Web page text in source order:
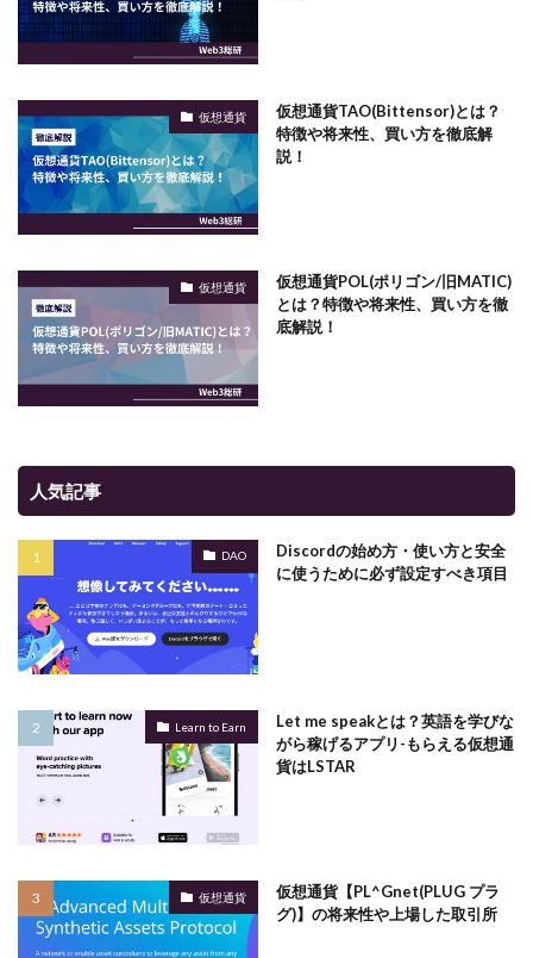
仮想通貨
仮想通貨TAO(Bittensor)とは？
特徴や将来性、買い方を徹底解
説！
仮想通貨
仮想通貨POL(ポリゴン/旧MATIC)
とは？特徴や将来性、買い方を徹
底解説！
人気記事
DAO
Discordの始め方・使い方と安全
に使うために必ず設定すべき項目
Learn to Earn
Let me speakとは？英語を学びな
がら稼げるアプリ-もらえる仮想通
貨はLSTAR
仮想通貨
仮想通貨【PL^Gnet(PLUG プラ
グ)】の将来性や上場した取引所